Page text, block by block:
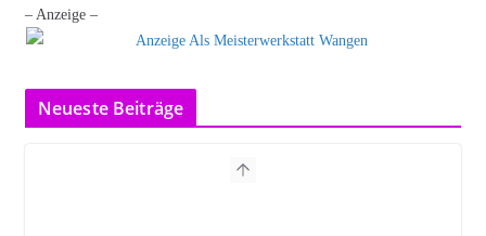
– Anzeige –
Neueste Beiträge